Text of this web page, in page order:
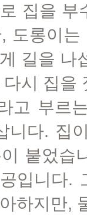
집을 부
도롱이
길을
시 집을
고 부르
니다. 집
붙었습
입니다.
하지만,